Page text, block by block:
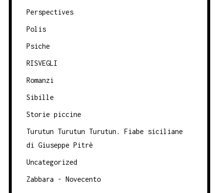
Perspectives
Polis
Psiche
RISVEGLI
Romanzi
Sibille
Storie piccine
Turutun Turutun Turutun. Fiabe siciliane
di Giuseppe Pitrè
Uncategorized
Zabbara - Novecento